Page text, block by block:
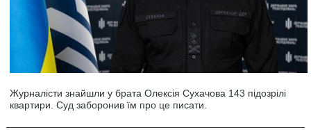
Журналісти знайшли у брата Олексія Сухачова 143 підозрілі
квартири. Суд заборонив їм про це писати.